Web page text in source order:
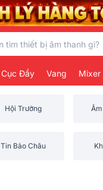
Cục Đẩy Vang Mixer
Hội Trường
Tin Bảo Châu